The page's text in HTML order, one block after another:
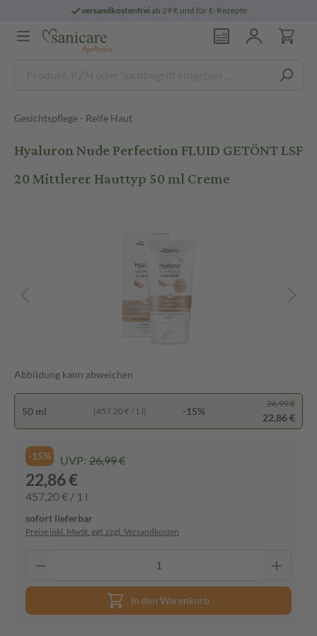
versandkostenfreiab 29 € und für E-Rezepte
Gesichtspflege - Reife Haut
Hyaluron Nude Perfection FLUID GETÖNT LSF
20 Mittlerer Hauttyp 50 ml Creme
Abbildung kann abweichen
50 ml (457,20 € / 1 l) -15%
26,99 €
22,86 €
-15% UVP: 26,99 €
22,86 €
457,20 € / 1 l
sofort lieferbar
Preise inkl. MwSt. ggf. zzgl. Versandkosten
In den Warenkorb